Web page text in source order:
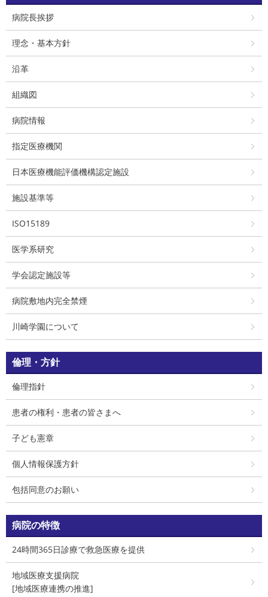
病院長挨拶
理念・基本方針
沿革
組織図
病院情報
指定医療機関
日本医療機能評価機構認定施設
施設基準等
ISO15189
医学系研究
学会認定施設等
病院敷地内完全禁煙
川崎学園について
倫理・方針
倫理指針
患者の権利・患者の皆さまへ
子ども憲章
個人情報保護方針
包括同意のお願い
病院の特徴
24時間365日診療で救急医療を提供
地域医療支援病院
[地域医療連携の推進]